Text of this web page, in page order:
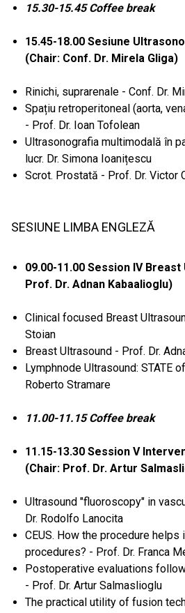
15.30-15.45 Coffee break
15.45-18.00 Sesiune
(Chair: Conf. Dr. Mirela Gliga)
Rinichi, suprarenale - Conf. Dr.
Spațiu retroperitoneal (aorta,
- Prof. Dr. Ioan Tofolean
Ultrasonografia multimodală în
lucr. Dr. Simona Ioanițescu
Scrot. Prostată - Prof. Dr. Victor
SESIUNE LIMBA ENGLEZĂ
09.00-11.00 Session IV
Prof. Dr. Adnan Kabaalioglu)
Clinical focused Breast
Stoian
Breast Ultrasound - Prof. Dr.
Lymphnode Ultrasound: STATE
Roberto Stramare
11.00-11.15 Coffee break
11.15-13.30 Session V
(Chair: Prof. Dr. Artur
Ultrasound "fluoroscopy" in
Dr. Rodolfo Lanocita
CEUS. How the procedure
procedures? - Prof. Dr. Franca
Postoperative evaluations
- Prof. Dr. Artur Salmaslioglu
The practical utility of fusion